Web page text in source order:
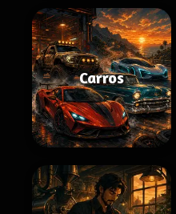
Carros